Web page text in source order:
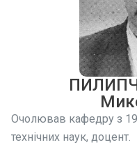
Очолював кафедру з
технічних наук, доцент.